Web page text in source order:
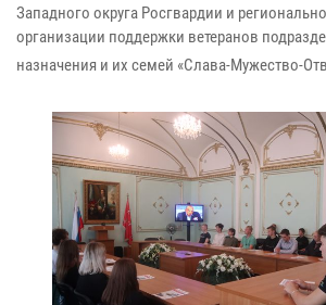
Западного округа Росгвардии и
организации поддержки ветеранов
назначения и их семей «Слава-Мужество-